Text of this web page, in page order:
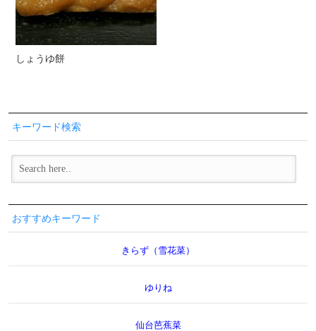
しょうゆ餅
キーワード検索
おすすめキーワード
きらず（雪花菜）
ゆりね
仙台芭蕉菜